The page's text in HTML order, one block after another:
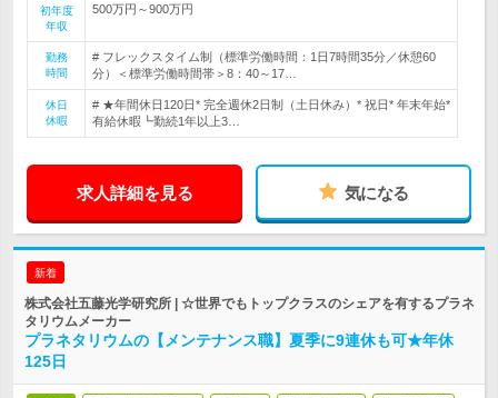
初年度
年収
500万円～900万円
勤務
時間
# フレックスタイム制（標準労働時間：1日7時間35分／休憩60
分）＜標準労働時間帯＞8：40～17…
休日
休暇
# ★年間休日120日* 完全週休2日制（土日休み）* 祝日* 年末年始*
有給休暇┗勤続1年以上3…
求人詳細を見る 気になる
新着
株式会社五藤光学研究所 | ☆世界でもトップクラスのシェアを有するプラネ
タリウムメーカー
プラネタリウムの【メンテナンス職】夏季に9連休も可★年休
125日